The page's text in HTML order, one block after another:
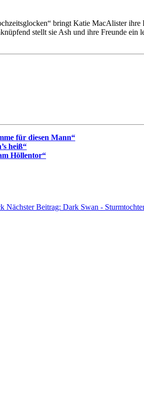
bringt Katie MacAlister
stellt sie Ash und ihre Freunde
für diesen Mann“
heiß“
Höllentor“
Nächster Beitrag: Dark Swan -